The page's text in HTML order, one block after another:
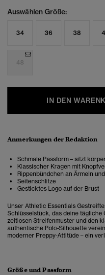
Auswählen Größe:
34 36 38
48
IN DEN
Anmerkungen der Redaktion
Schmale Passform – sitzt
Klassischer Kragen mit
Rippenbündchen an Ärmeln
Seitenschlitze
Gesticktes Logo auf der Brust
Unser Athletic Essentials
Schlüsselstück, das deine
zeitlosen Streifenmuster und den
authentische Polo-Silhouette
moderner Preppy-Attitüde – ein
Größe und Passform